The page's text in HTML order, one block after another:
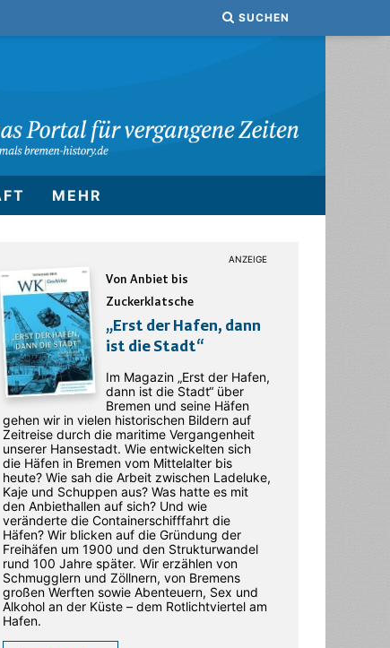
SUCHEN
MEHR
Von Anbiet bis
Zuckerklatsche
„Erst der Hafen, dann
ist die Stadt“
Im Magazin „Erst der Hafen,
dann ist die Stadt“ über
Bremen und seine Häfen
gehen wir in vielen historischen Bildern auf
Zeitreise durch die maritime Vergangenheit
unserer Hansestadt. Wie entwickelten sich
die Häfen in Bremen vom Mittelalter bis
heute? Wie sah die Arbeit zwischen Ladeluke,
Kaje und Schuppen aus? Was hatte es mit
den Anbiethallen auf sich? Und wie
veränderte die Containerschifffahrt die
Häfen? Wir blicken auf die Gründung der
Freihäfen um 1900 und den Strukturwandel
rund 100 Jahre später. Wir erzählen von
Schmugglern und Zöllnern, von Bremens
großen Werften sowie Abenteuern, Sex und
Alkohol an der Küste – dem Rotlichtviertel am
Hafen.